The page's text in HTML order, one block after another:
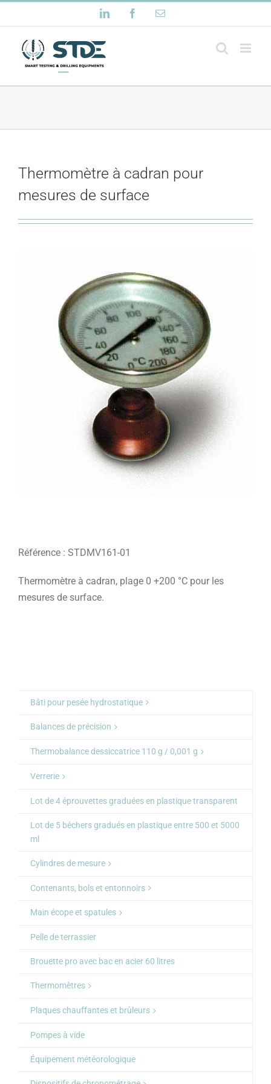
au
contenu
LinkedIn FacebookEmail
Thermomètre à cadran pour
mesures de surface
Référence : STDMV161-01
Thermomètre à cadran, plage 0 +200 °C pour les
mesures de surface.
Bâti pour pesée hydrostatique
Balances de précision
Thermobalance dessiccatrice 110 g / 0,001 g
Verrerie
Lot de 4 éprouvettes graduées en plastique transparent
Lot de 5 béchers gradués en plastique entre 500 et 5000
ml
Cylindres de mesure
Contenants, bols et entonnoirs
Main écope et spatules
Pelle de terrassier
Brouette pro avec bac en acier 60 litres
Thermomètres
Plaques chauffantes et brûleurs
Pompes à vide
Équipement météorologique